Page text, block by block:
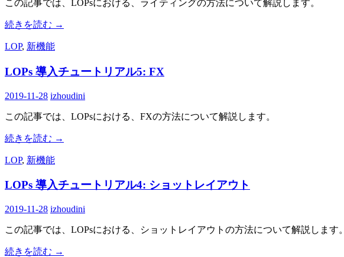
この記事では、LOPsにおける、ライティングの方法について解説します。
続きを読む →
LOP, 新機能
LOPs 導入チュートリアル5: FX
2019-11-28 izhoudini
この記事では、LOPsにおける、FXの方法について解説します。
続きを読む →
LOP, 新機能
LOPs 導入チュートリアル4: ショットレイアウト
2019-11-28 izhoudini
この記事では、LOPsにおける、ショットレイアウトの方法について解説します。
続きを読む →